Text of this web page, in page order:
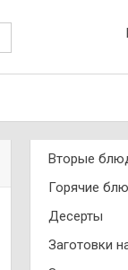
Вторые
Горячие
Десерты
Заготовки